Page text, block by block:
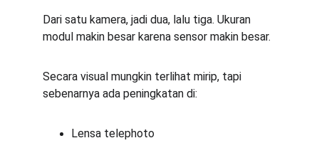
Dari satu kamera, jadi dua, lalu tiga. Ukuran
modul makin besar karena sensor makin besar.
Secara visual mungkin terlihat mirip, tapi
sebenarnya ada peningkatan di:
Lensa telephoto